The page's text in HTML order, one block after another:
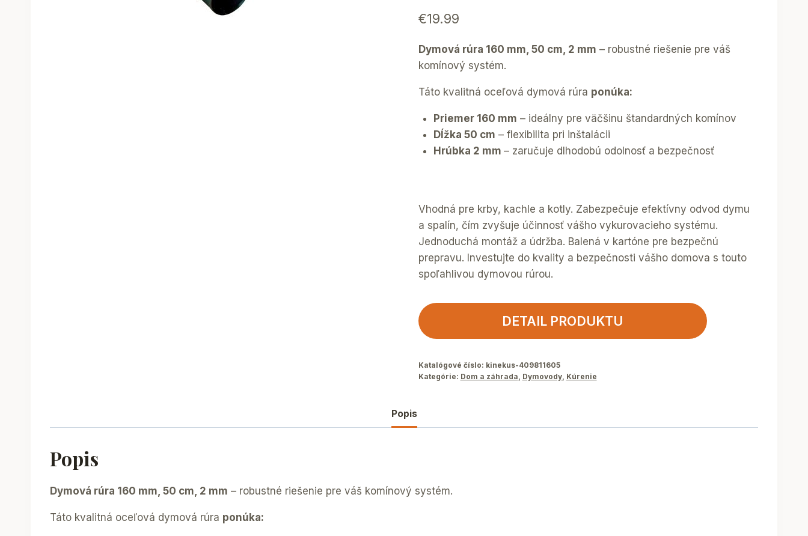
€19.99
Dymová rúra 160 mm, 50 cm, 2 mm – robustné riešenie pre váš
komínový systém.
Táto kvalitná oceľová dymová rúra ponúka:
Priemer 160 mm – ideálny pre väčšinu štandardných komínov
Dĺžka 50 cm – flexibilita pri inštalácii
Hrúbka 2 mm– zaručuje dlhodobú odolnosť a bezpečnosť
Vhodná pre krby, kachle a kotly. Zabezpečuje efektívny odvod dymu
a spalín, čím zvyšuje účinnosť vášho vykurovacieho systému.
Jednoduchá montáž a údržba. Balená v kartóne pre bezpečnú
prepravu. Investujte do kvality a bezpečnosti vášho domova s touto
spoľahlivou dymovou rúrou.
DETAIL PRODUKTU
Katalógové číslo: kinekus-409811605
Kategórie: Dom a záhrada Dymovody, Kúrenie
Popis
Popis
Dymová rúra 160 mm, 50 cm, 2 mm – robustné riešenie pre váš komínový systém.
Táto kvalitná oceľová dymová rúra ponúka: